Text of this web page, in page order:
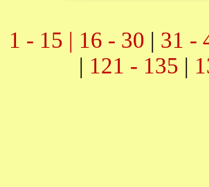
1 - 15 | 16 - 30 | 31 -
| 121 - 135 |